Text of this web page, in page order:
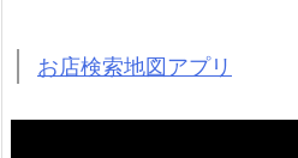
お店検索地図アプリ